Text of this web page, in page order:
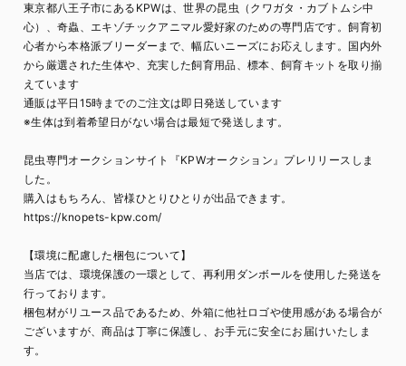
東京都八王子市にあるKPWは、世界の昆虫（クワガタ・カブトムシ中
心）、奇蟲、エキゾチックアニマル愛好家のための専門店です。飼育初
心者から本格派ブリーダーまで、幅広いニーズにお応えします。国内外
から厳選された生体や、充実した飼育用品、標本、飼育キットを取り揃
えています
通販は平日15時までのご注文は即日発送しています
※生体は到着希望日がない場合は最短で発送します。
昆虫専門オークションサイト『KPWオークション』プレリリースしま
した。
購入はもちろん、皆様ひとりひとりが出品できます。
https://knopets-kpw.com/
【環境に配慮した梱包について】
当店では、環境保護の一環として、再利用ダンボールを使用した発送を
行っております。
梱包材がリユース品であるため、外箱に他社ロゴや使用感がある場合が
ございますが、商品は丁寧に保護し、お手元に安全にお届けいたしま
す。